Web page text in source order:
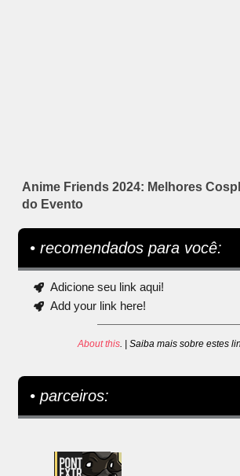
Anime Friends 2024: Melhores
do Evento
• recomendados para você:
Adicione seu link aqui!
Add your link here!
About this. | Saiba mais sobre estes
• parceiros: